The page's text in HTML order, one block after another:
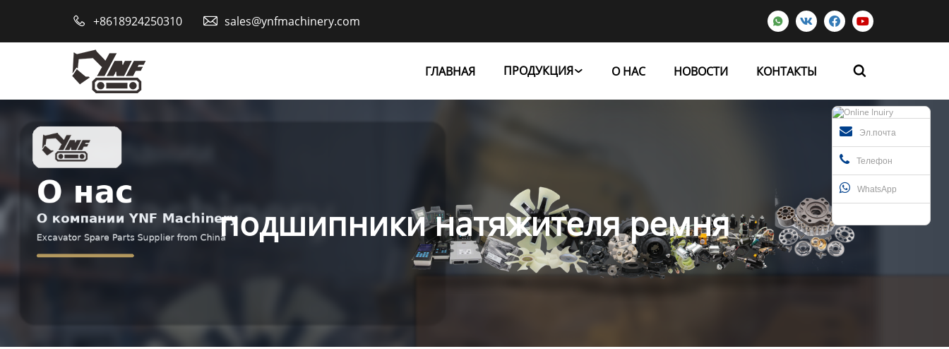
 +8618924250310  sales@ynfmachinery.com    
ГЛАВНАЯ ПРОДУКЦИЯ О НАС НОВОСТИ КОНТАКТЫ 
Новости
Контакты
Эл.почта
Телефон
WhatsApp
подшипники натяжителя ремня